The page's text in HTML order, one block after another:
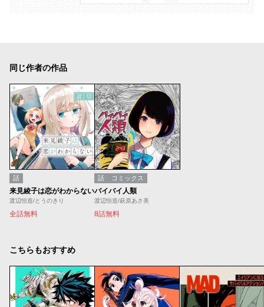
同じ作者の作品
話
来見綾子は恋がわからない
渡辺恒造/とうのきり
全話無料
話 コミックス
バイバイ人類
渡辺恒造/萩原あさ美
8話無料
こちらもおすすめ